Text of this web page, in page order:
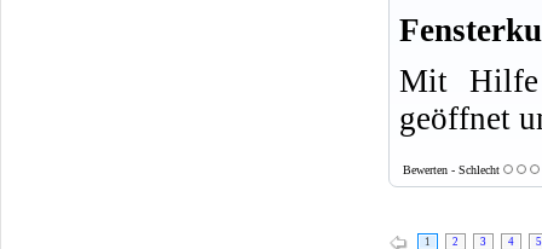
Mit Hilfe
geöffnet
Bewerten - Schlecht
1 2 3 4 5